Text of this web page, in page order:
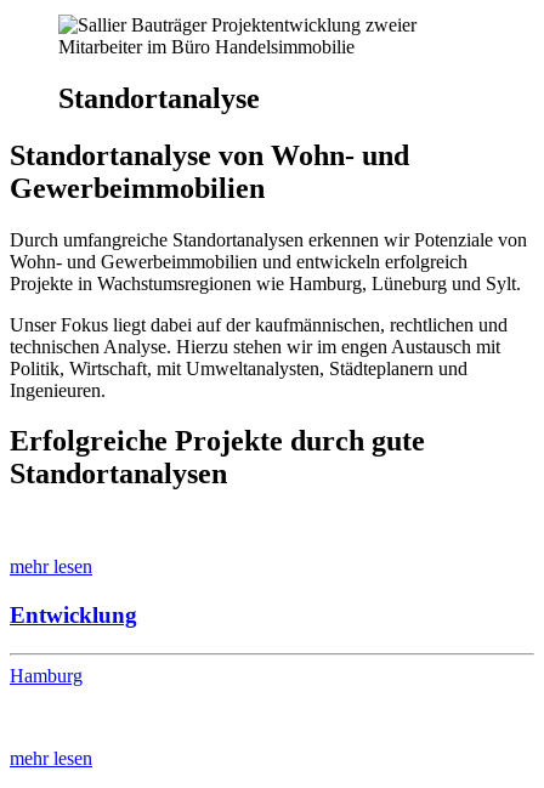
Standortanalyse
Standortanalyse von Wohn- und
Gewerbeimmobilien
Durch umfangreiche Standortanalysen erkennen wir Potenziale von
Wohn- und Gewerbeimmobilien und entwickeln erfolgreich
Projekte in Wachstumsregionen wie Hamburg, Lüneburg und Sylt.
Unser Fokus liegt dabei auf der kaufmännischen, rechtlichen und
technischen Analyse. Hierzu stehen wir im engen Austausch mit
Politik, Wirtschaft, mit Umweltanalysten, Städteplanern und
Ingenieuren.
Erfolgreiche Projekte durch gute
Standortanalysen
mehr lesen
Entwicklung
Hamburg
mehr lesen